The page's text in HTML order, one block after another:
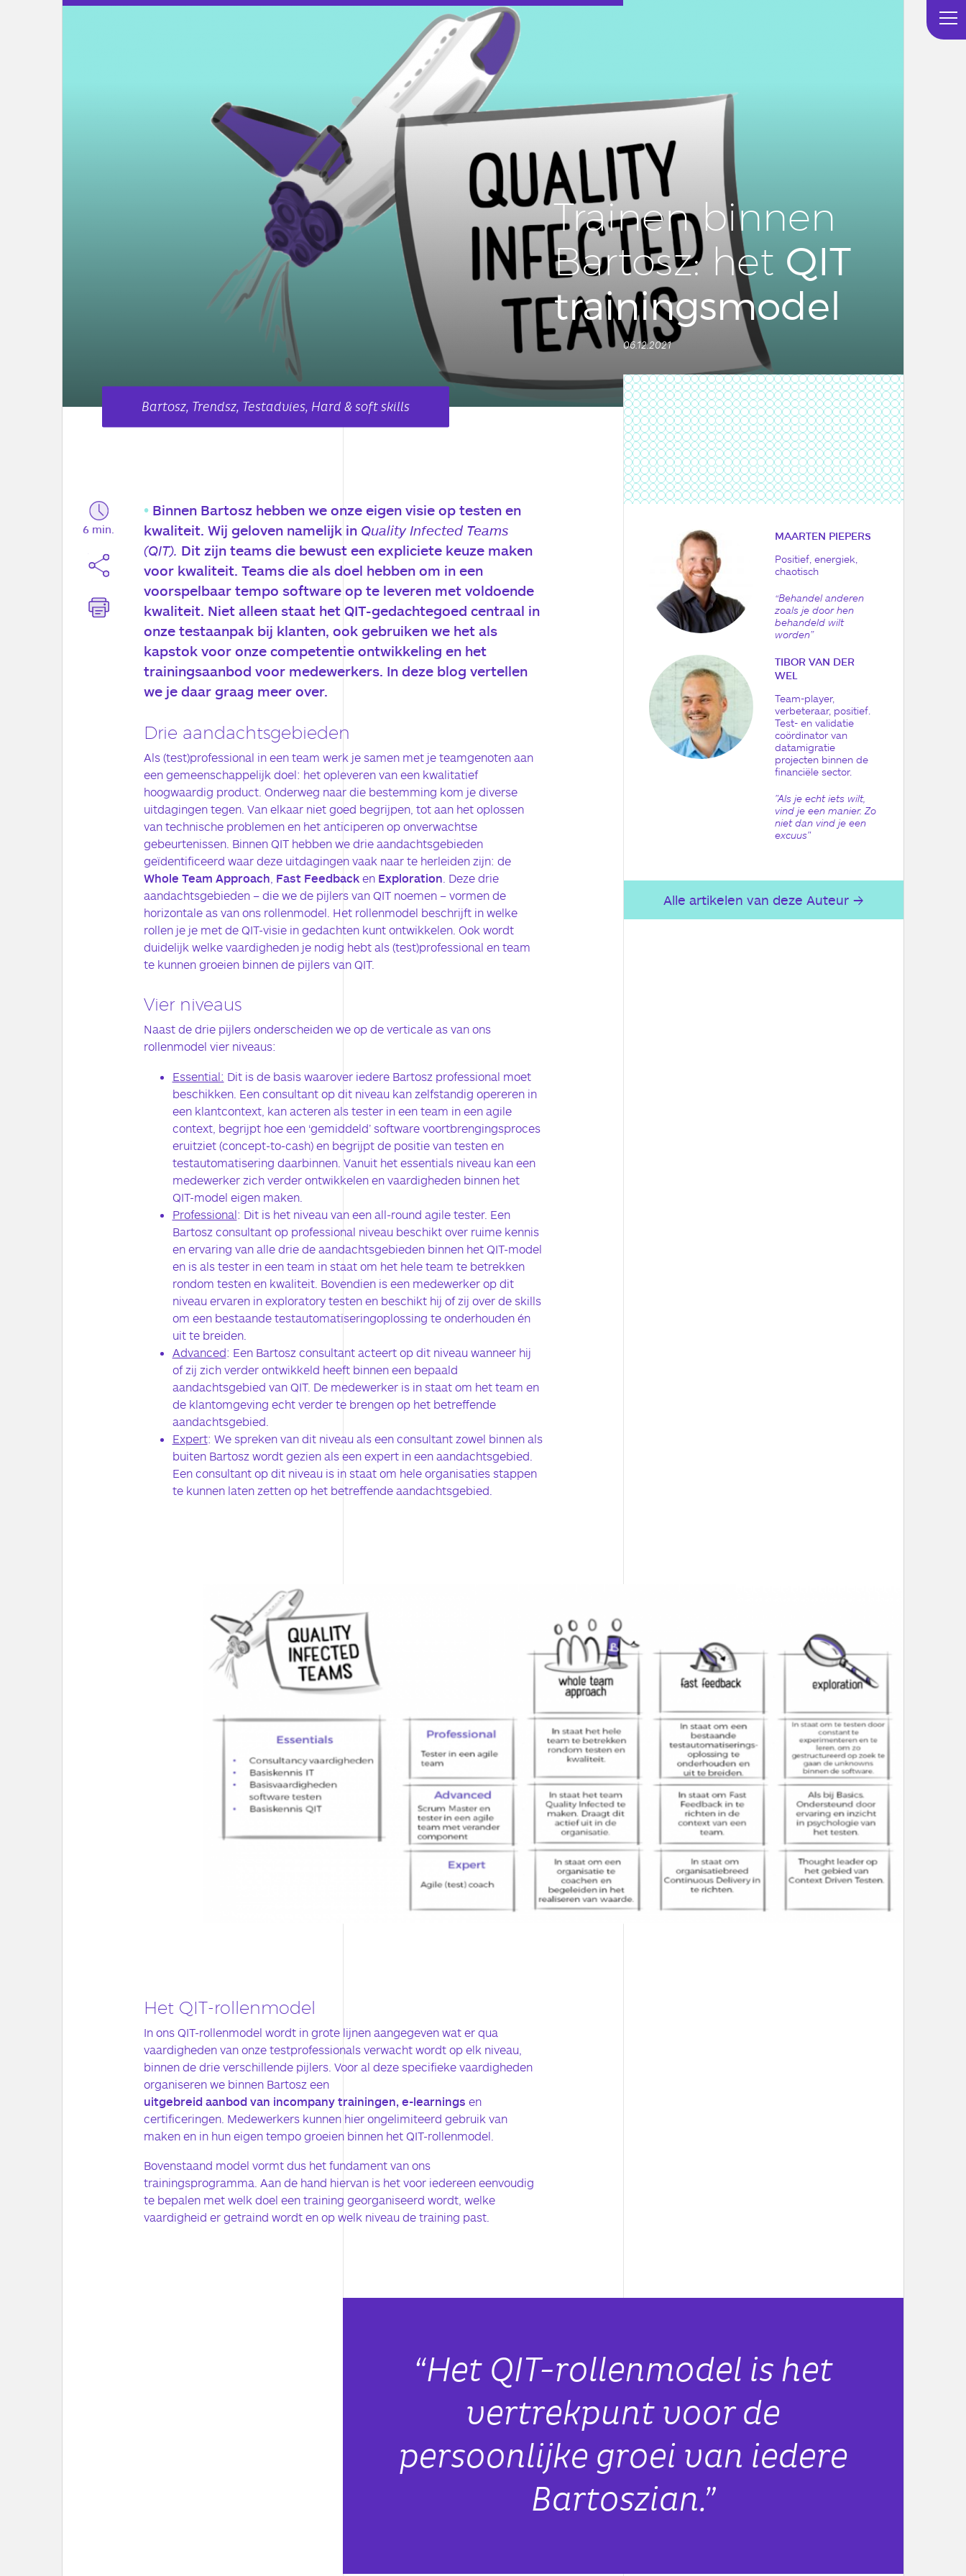
Trainen binnen
Bartosz: het QIT
trai­nings­mo­del
06.12.2021
Bartosz, Trendsz, Testadvies, Hard & soft skills
6 min.
Binnen Bartosz hebben we onze eigen visie op testen en
kwaliteit. Wij geloven namelijk in Quality Infected Teams
(QIT). Dit zijn teams die bewust een expliciete keuze maken
voor kwaliteit. Teams die als doel hebben om in een
voorspelbaar tempo software op te leveren met voldoende
kwaliteit. Niet alleen staat het QIT-gedachtegoed centraal in
onze testaanpak bij klanten, ook gebruiken we het als
kapstok voor onze competentie ontwikkeling en het
trainingsaanbod voor medewerkers. In deze blog vertellen
we je daar graag meer over.
Drie aandachtsgebieden
Als (test)professional in een team werk je samen met je teamgenoten aan
een gemeenschappelijk doel: het opleveren van een kwalitatief
hoogwaardig product. Onderweg naar die bestemming kom je diverse
uitdagingen tegen. Van elkaar niet goed begrijpen, tot aan het oplossen
van technische problemen en het anticiperen op onverwachtse
gebeurtenissen. Binnen QIT hebben we drie aandachtsgebieden
geïdentificeerd waar deze uitdagingen vaak naar te herleiden zijn: de
Whole Team Approach Fast Feedbacken Exploration . Deze drie
aandachtsgebieden – die we de pijlers van QIT noemen – vormen de
horizontale as van ons rollenmodel. Het rollenmodel beschrijft in welke
rollen je je met de QIT-visie in gedachten kunt ontwikkelen. Ook wordt
duidelijk welke vaardigheden je nodig hebt als (test)professional en team
te kunnen groeien binnen de pijlers van QIT.
Vier niveaus
Naast de drie pijlers onderscheiden we op de verticale as van ons
rollenmodel vier niveaus:
Essential: Dit is de basis waarover iedere Bartosz professional moet
beschikken. Een consultant op dit niveau kan zelfstandig opereren in
een klantcontext, kan acteren als tester in een team in een agile
context, begrijpt hoe een ‘gemiddeld’ software voortbrengingsproces
eruitziet (concept-to-cash) en begrijpt de positie van testen en
testautomatisering daarbinnen. Vanuit het essentials niveau kan een
medewerker zich verder ontwikkelen en vaardigheden binnen het
QIT-model eigen maken.
Professional: Dit is het niveau van een all-round agile tester. Een
Bartosz consultant op professional niveau beschikt over ruime kennis
en ervaring van alle drie de aandachtsgebieden binnen het QIT-model
en is als tester in een team in staat om het hele team te betrekken
rondom testen en kwaliteit. Bovendien is een medewerker op dit
niveau ervaren in exploratory testen en beschikt hij of zij over de skills
om een bestaande testautomatiseringoplossing te onderhouden én
uit te breiden.
Advanced: Een Bartosz consultant acteert op dit niveau wanneer hij
of zij zich verder ontwikkeld heeft binnen een bepaald
aandachtsgebied van QIT. De medewerker is in staat om het team en
de klantomgeving echt verder te brengen op het betreffende
aandachtsgebied.
Expert: We spreken van dit niveau als een consultant zowel binnen als
buiten Bartosz wordt gezien als een expert in een aandachtsgebied.
Een consultant op dit niveau is in staat om hele organisaties stappen
te kunnen laten zetten op het betreffende aandachtsgebied.
MAARTEN PIEPERS
Positief, energiek,
chaotisch
“Behandel anderen
zoals je door hen
behandeld wilt
worden”
TIBOR VAN DER
WEL
Team-player,
verbeteraar, positief.
Test- en validatie
coördinator van
datamigratie
projecten binnen de
financiële sector.
"Als je echt iets wilt,
vind je een manier. Zo
niet dan vind je een
excuus"
Alle artikelen van deze Auteur
Het QIT-rollenmodel
In ons QIT-rollenmodel wordt in grote lijnen aangegeven wat er qua
vaardigheden van onze testprofessionals verwacht wordt op elk niveau,
binnen de drie verschillende pijlers. Voor al deze specifieke vaardigheden
organiseren we binnen Bartosz een
uitgebreid aanbod van incompany trainingen, e-learnings en
certificeringen. Medewerkers kunnen hier ongelimiteerd gebruik van
maken en in hun eigen tempo groeien binnen het QIT-rollenmodel.
Bovenstaand model vormt dus het fundament van ons
trainingsprogramma. Aan de hand hiervan is het voor iedereen eenvoudig
te bepalen met welk doel een training georganiseerd wordt, welke
vaardigheid er getraind wordt en op welk niveau de training past.
“Het QIT-rollenmodel is het
vertrekpunt voor de
persoonlijke groei van iedere
Bartoszian.”